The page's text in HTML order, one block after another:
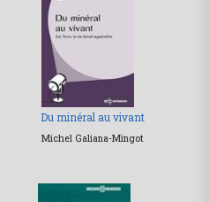
Du minéral au vivant
Michel Galiana-Mingot